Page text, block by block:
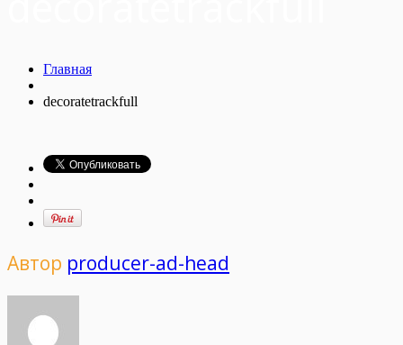
Главная
decoratetrackfull
Автор producer-ad-head